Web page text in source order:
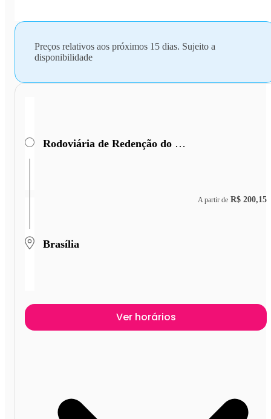
Preços relativos aos próximos 15 dias. Sujeito a
disponibilidade
Rodoviária de Redenção do Gurguéia
Brasília
A partir de R$ 200,15
Ver horários